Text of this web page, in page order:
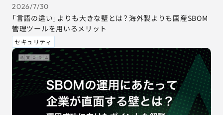
2026/7/30
「言語の違い」よりも大きな壁とは？海外製よりも国産SBOM
管理ツールを用いるメリット
セキュリティ